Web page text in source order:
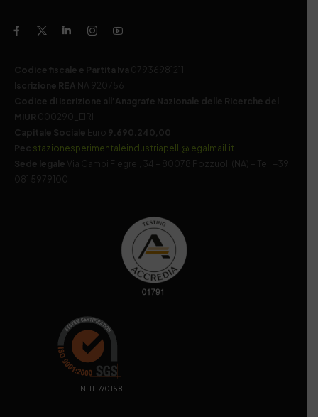
Codice fiscale e Partita Iva 07936981211
Iscrizione REA NA 920756
Codice di iscrizione all’Anagrafe Nazionale delle Ricerche del
MIUR 000290_EIRI
Capitale Sociale Euro 9.690.240,00
Pec stazionesperimentaleindustriapelli@legalmail.it
Sede legale
Via Campi Flegrei, 34 – 80078 Pozzuoli (NA) – Tel. +39
081 5979100
. N. IT17/0158